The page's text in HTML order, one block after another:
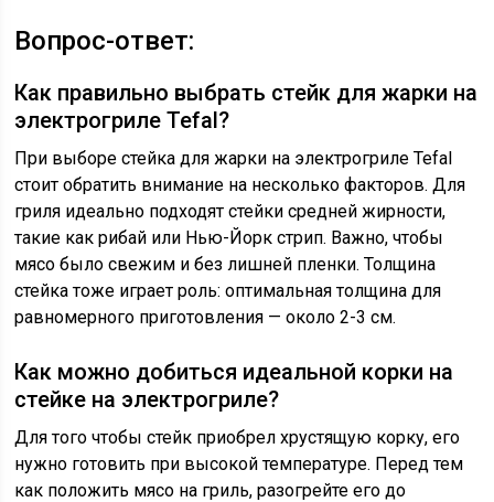
Вопрос-ответ:
Как правильно выбрать стейк для жарки на
электрогриле Tefal?
При выборе стейка для жарки на электрогриле Tefal
стоит обратить внимание на несколько факторов. Для
гриля идеально подходят стейки средней жирности,
такие как рибай или Нью-Йорк стрип. Важно, чтобы
мясо было свежим и без лишней пленки. Толщина
стейка тоже играет роль: оптимальная толщина для
равномерного приготовления — около 2-3 см.
Как можно добиться идеальной корки на
стейке на электрогриле?
Для того чтобы стейк приобрел хрустящую корку, его
нужно готовить при высокой температуре. Перед тем
как положить мясо на гриль, разогрейте его до